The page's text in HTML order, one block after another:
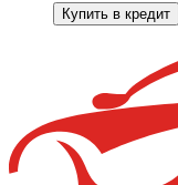
Купить в кредит